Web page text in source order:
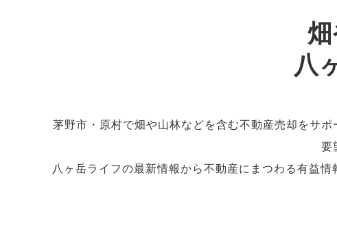
八
茅野市・原村で畑や山林などを含む不動産売却をサ
要
八ヶ岳ライフの最新情報から不動産にまつわる有益